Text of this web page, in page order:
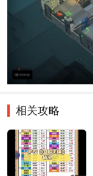
相关攻略